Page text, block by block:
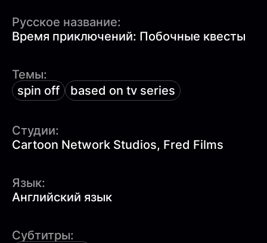
Русское название:
Время приключений: Побочные квесты
Темы:
spin off
based on tv series
Студии:
Cartoon Network Studios, Fred Films
Язык:
Английский язык
Субтитры: